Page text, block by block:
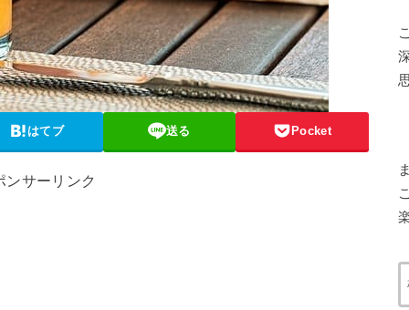
はてブ 送る Pocket
ンサーリンク